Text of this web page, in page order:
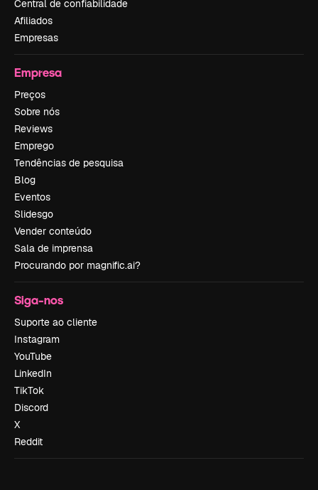
Central de confiabilidade
Afiliados
Empresas
Empresa
Preços
Sobre nós
Reviews
Emprego
Tendências de pesquisa
Blog
Eventos
Slidesgo
Vender conteúdo
Sala de imprensa
Procurando por magnific.ai?
Siga-nos
Suporte ao cliente
Instagram
YouTube
LinkedIn
TikTok
Discord
X
Reddit